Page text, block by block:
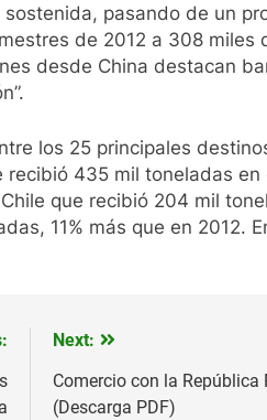
pasando de un
de 2012 a 308 miles
desde China destacan
los 25 principales
435 mil toneladas
que recibió 204 mil
11% más que en 2012.
Next:
Comercio con la República
(Descarga PDF)